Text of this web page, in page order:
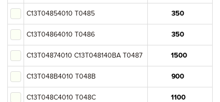
C13T04854010 T0485
C13T04864010 T0486
C13T04874010 C13T048140BA T0487
C13T048B4010 T048B
C13T048C4010 T048C
Итого:
null руб.
Сохранить и продолжить работу с прайс-листом